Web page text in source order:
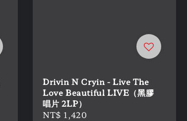
Drivin N Cryin - Live The
Love Beautiful LIVE（黑膠
唱片 2LP）
Regular
NT$ 1,420